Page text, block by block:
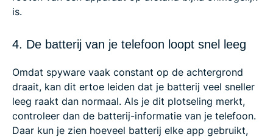
is.
4. De batterij van je telefoon loopt snel leeg
Omdat spyware vaak constant op de achtergrond
draait, kan dit ertoe leiden dat je batterij veel sneller
leeg raakt dan normaal. Als je dit plotseling merkt,
controleer dan de batterij-informatie van je telefoon.
Daar kun je zien hoeveel batterij elke app gebruikt,